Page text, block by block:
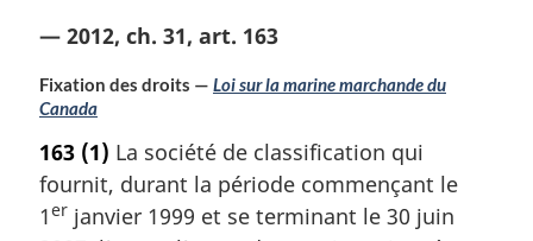
— 2012, ch. 31, art. 163
Fixation des droits — Loi sur la marine marchande du
Canada
163 (1) La société de classification qui
fournit, durant la période commençant le
1er janvier 1999 et se terminant le 30 juin